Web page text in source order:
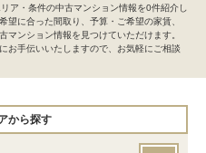
ア・条件の中古マンション情報を0件紹介し
望に合った間取り、予算・ご希望の家賃、
マンション情報を見つけていただけます。
お手伝いいたしますので、お気軽にご相談
から探す